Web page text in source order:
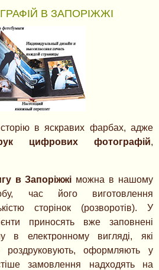
В ЗАПОРІЖЖІ
в яскравих фарбах, адже
цифрових фотографій,
в Запоріжжі можна в нашому
час його виготовлення
сторінок (розворотів). У
приносять вже заповнені
в електронному вигляді, які
роздруковують, оформляють у
замовлення надходять на